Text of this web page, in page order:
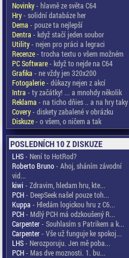
Novinky- hlavně ze světa C64
Hry- solidní databáze her
Dema - pouze ta nejlepší
Dentra - když stačí jeden soubor
Utility- nejen pro práci a legraci
Recenze- trocha textu o všem možném
PC Software- když to nejde na C64
Grafika - ne vždy jen 320x200
Fotogalerie- důkazy nejen z akcí
Intra - ty začátky! ... a mnohdy několik
Reklama - na ticho dňies .. a na hry taky
Covery- diskety zabalené v obrázku
Diskuze- o všem, o ničem a tak
POSLEDNÍCH 10 Z DISKUZE
LHS- Není to HotRod?
Roberto Bruno- Ahoj, sháním závodní
vid...
kiwi - Zdravim, hledam hru, kte...
PCH- DeepSeek našel pouze toh...
Kuppa - Hledám logickou hru z C6...
PCH- Mdlý PCH má odzkoušený R...
Carpenter- Souhlasím s Patrikem a k...
Carpenter- Vše už funguje ke spokoj...
LHS- Nerozporuju. Jen mě poba...
PCH- Mas dve moznosti. 1. bu...